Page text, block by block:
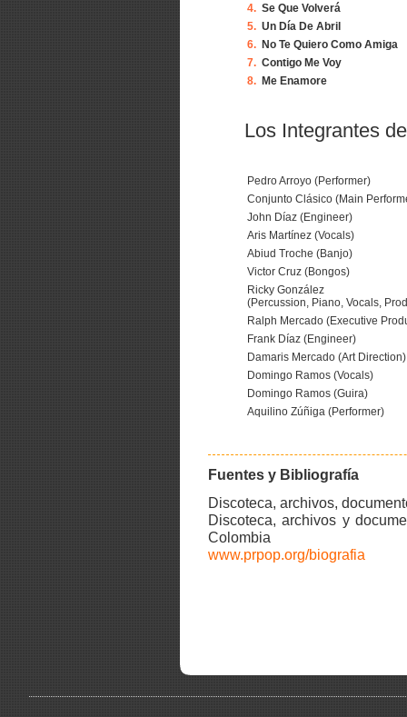
4. Se Que Volverá
5. Un Día De Abril
6. No Te Quiero Como Amiga
7. Contigo Me Voy
8. Me Enamore
Los Integrantes
Pedro Arroyo (Performer)
Conjunto Clásico (Main
John Díaz (Engineer)
Aris Martínez (Vocals)
Abiud Troche (Banjo)
Victor Cruz (Bongos)
Ricky González
(Percussion, Piano, Vocals,
Ralph Mercado (Executive
Frank Díaz (Engineer)
Damaris Mercado (Art Direction)
Domingo Ramos (Vocals)
Domingo Ramos (Guira)
Aquilino Zúñiga (Performer)
Fuentes y Bibliografía
Discoteca, archivos,
Discoteca, archivos y
Colombia
www.prpop.org/biografia